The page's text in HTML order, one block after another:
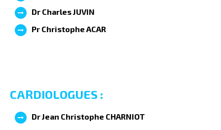
Dr Charles JUVIN
Pr Christophe ACAR
CARDIOLOGUES :
Dr Jean Christophe CHARNIOT